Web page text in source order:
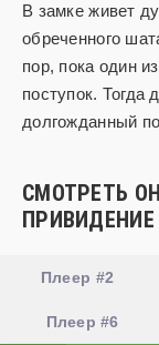
В замке живет
обреченного
пор, пока один
поступок. Тогда
долгожданный
СМОТРЕТЬ
Плеер #2
Плеер #6